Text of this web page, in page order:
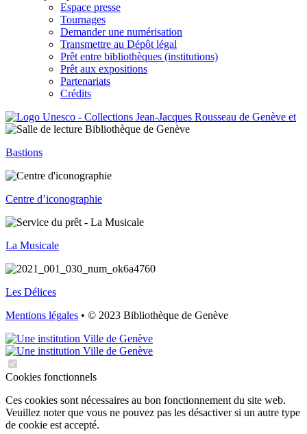
Espace presse
Tournages
Demander une numérisation
Transmettre au Dépôt légal
Prêt entre bibliothèques (institutions)
Prêt aux expositions
Partenariats
Crédits
Bastions
Centre d’iconographie
La Musicale
Les Délices
Mentions légales • © 2023 Bibliothèque de Genève
Cookies fonctionnels
Ces cookies sont nécessaires au bon fonctionnement du site web.
Veuillez noter que vous ne pouvez pas les désactiver si un autre type
de cookie est accepté.